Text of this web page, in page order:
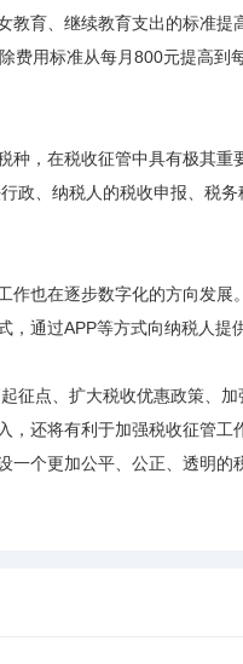
教育、继续教育支出的标准提
费用标准从每月800元提高到
种，在税收征管中具有极其重
政、纳税人的税收申报、税
作也在逐步数字化的方向发展
通过APP等方式向纳税人提
征点、扩大税收优惠政策、
还将有利于加强税收征管工
一个更加公平、公正、透明的